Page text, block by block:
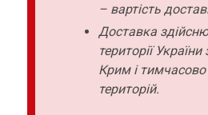
– вартість
Доставка
території
Крим і
територій.